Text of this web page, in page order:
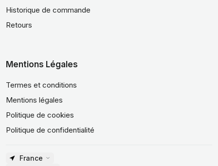
Historique de commande
Retours
Mentions Légales
Termes et conditions
Mentions légales
Politique de cookies
Politique de confidentialité
France